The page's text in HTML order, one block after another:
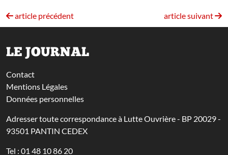
article précédent article suivant
LE JOURNAL
Contact
Mentions Légales
Données personnelles
Adresser toute correspondance à Lutte Ouvrière - BP 20029 -
93501 PANTIN CEDEX
Tel : 01 48 10 86 20